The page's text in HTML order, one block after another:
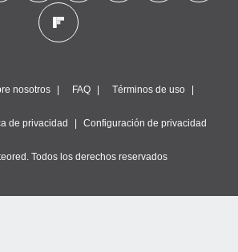
nosotros FAQ Términos de uso
de privacidad Configuración de privacidad
Todos los derechos reservados